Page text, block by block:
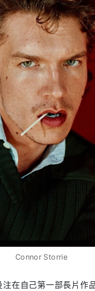
Connor Storrie
注在自己第一部長片